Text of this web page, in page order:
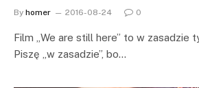
By homer 2016-08-24 0
Film „We are still here” to w zasadzie
Piszę „w zasadzie”, bo…